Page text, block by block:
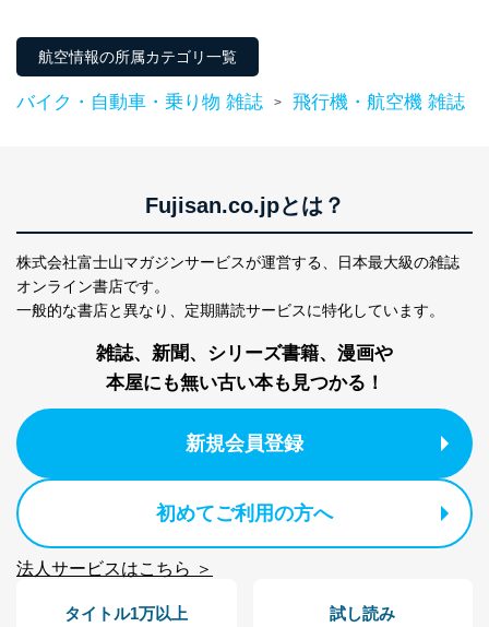
航空情報の所属カテゴリ一覧
バイク・自動車・乗り物 雑誌 > 飛行機・航空機 雑誌
Fujisan.co.jpとは？
株式会社富士山マガジンサービスが運営する、
日本最大級の雑誌
オンライン書店です。
一般的な書店と異なり、 定期購読サービスに特化しています。
雑誌、新聞、シリーズ書籍、漫画や
本屋にも無い古い本も見つかる！
新規会員登録
初めてご利用の方へ
法人サービスはこちら ＞
タイトル1万以上 試し読み